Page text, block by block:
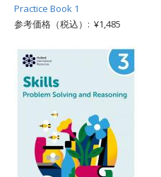
Practice Book 1
参考価格（税込）: ¥1,485